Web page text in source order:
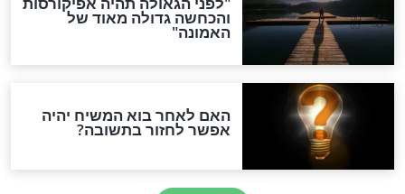
הותר לפרסום: לוחמי מילואים
נהרגו בדרום לבנון
ההסכם החשאי של טראמפ
סימני שאלה